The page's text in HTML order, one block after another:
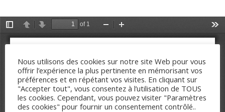
Nous utilisons des cookies sur notre site Web pour vous
offrir l’expérience la plus pertinente en mémorisant vos
préférences et en répétant vos visites. En cliquant sur
"Accepter tout", vous consentez à l’utilisation de TOUS
les cookies. Cependant, vous pouvez visiter "Paramètres
des cookies" pour fournir un consentement contrôlé..